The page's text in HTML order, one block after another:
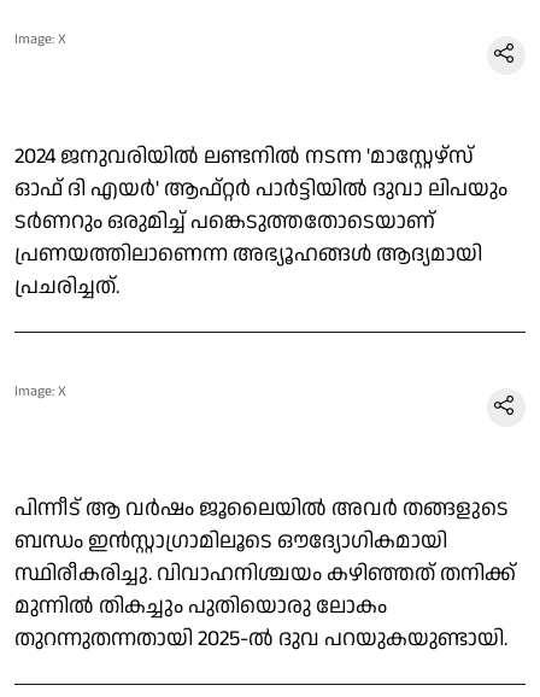
Image: X
2024 ജനുവരിയില്‍ ലണ്ടനില്‍ നടന്ന 'മാസ്റ്റേഴ്‌സ്
ഓഫ് ദി എയര്‍' ആഫ്റ്റര്‍ പാര്‍ട്ടിയില്‍ ദുവാ ലിപയും
ടര്‍ണറും ഒരുമിച്ച് പങ്കെടുത്തതോടെയാണ്
പ്രണയത്തിലാണെന്ന അഭ്യൂഹങ്ങള്‍ ആദ്യമായി
പ്രചരിച്ചത്.
Image: X
പിന്നീട് ആ വര്‍ഷം ജൂലൈയില്‍ അവര്‍ തങ്ങളുടെ
ബന്ധം ഇന്‍സ്റ്റാഗ്രാമിലൂടെ ഔദ്യോഗികമായി
സ്ഥിരീകരിച്ചു. വിവാഹനിശ്ചയം കഴിഞ്ഞത് തനിക്ക്
മുന്നില്‍ തികച്ചും പുതിയൊരു ലോകം
തുറന്നുതന്നതായി 2025-ല്‍ ദുവ പറയുകയുണ്ടായി.